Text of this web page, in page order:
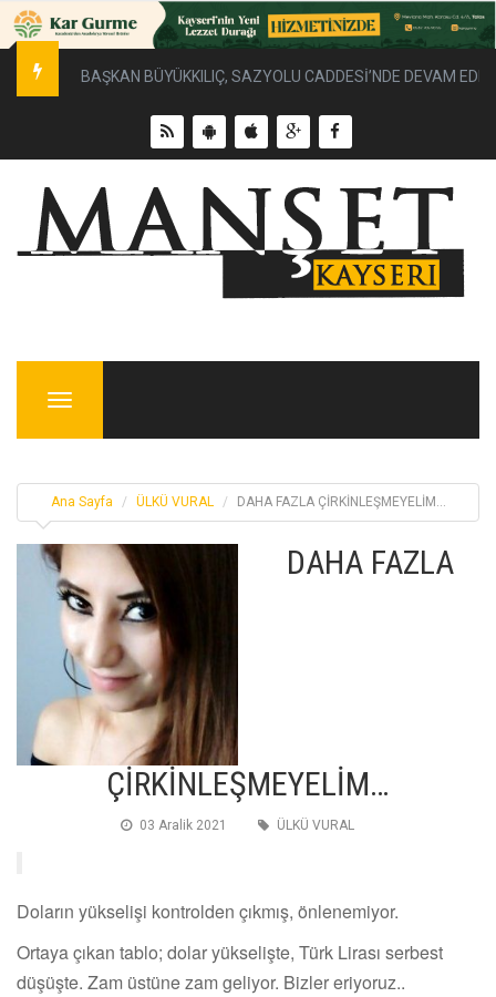
BAŞKAN BÜYÜKKILIÇ, SAZYOLU CADDESİ’NDE DEVAM
Menu
Ana Sayfa ÜLKÜ VURAL DAHA FAZLA ÇİRKİNLEŞMEYELİM…
DAHA FAZLA
ÇİRKİNLEŞMEYELİM…
03 Aralik 2021 ÜLKÜ VURAL
Doların yükselişi kontrolden çıkmış, önlenemiyor.
Ortaya çıkan tablo; dolar yükselişte, Türk Lirası serbest
düşüşte. Zam üstüne zam geliyor. Bizler eriyoruz..